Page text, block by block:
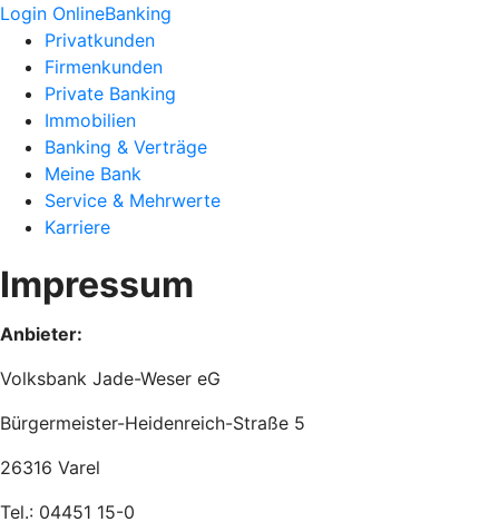
Login OnlineBanking
Privatkunden
Firmenkunden
Private Banking
Immobilien
Banking & Verträge
Meine Bank
Service & Mehrwerte
Karriere
Impressum
Anbieter:
Volksbank Jade-Weser eG
Bürgermeister-Heidenreich-Straße 5
26316 Varel
Tel.: 04451 15-0